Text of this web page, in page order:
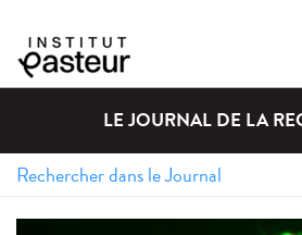
LE JOURNAL DE LA